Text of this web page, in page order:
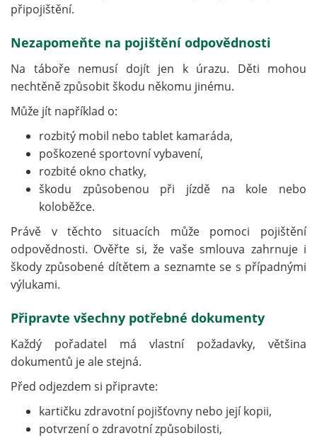
připojištění.
Nezapomeňte na pojištění odpovědnosti
Na táboře nemusí dojít jen k úrazu. Děti mohou
nechtěně způsobit škodu někomu jinému.
Může jít například o:
rozbitý mobil nebo tablet kamaráda,
poškozené sportovní vybavení,
rozbité okno chatky,
škodu způsobenou při jízdě na kole nebo
koloběžce.
Právě v těchto situacích může pomoci pojištění
odpovědnosti. Ověřte si, že vaše smlouva zahrnuje i
škody způsobené dítětem a seznamte se s případnými
výlukami.
Připravte všechny potřebné dokumenty
Každý pořadatel má vlastní požadavky, většina
dokumentů je ale stejná.
Před odjezdem si připravte:
kartičku zdravotní pojišťovny nebo její kopii,
potvrzení o zdravotní způsobilosti,